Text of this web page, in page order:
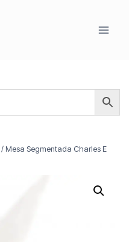
/ Mesa Segmentada Charles E